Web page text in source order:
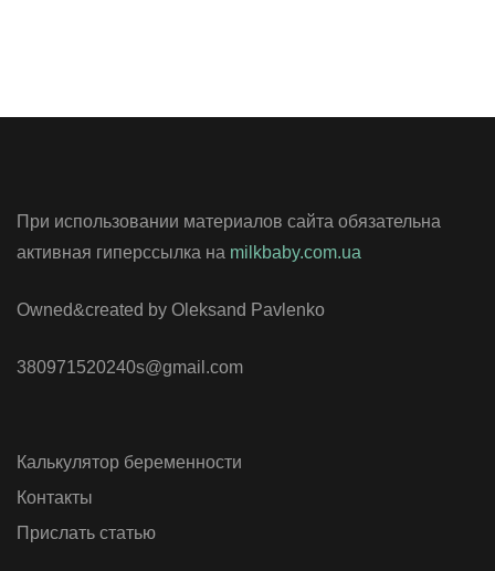
При использовании материалов сайта обязательна
активная гиперссылка на milkbaby.com.ua
Owned&created by Oleksand Pavlenko
380971520240s@gmail.com
Калькулятор беременности
Контакты
Прислать статью